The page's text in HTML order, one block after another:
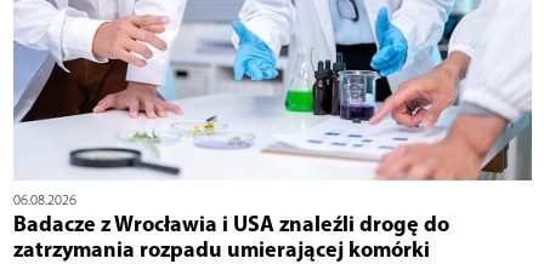
06.08.2026
Badacze z Wrocławia i USA znaleźli drogę do
zatrzymania rozpadu umierającej komórki